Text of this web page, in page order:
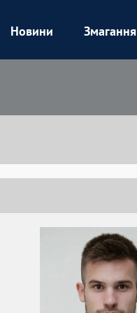
Колос
Новини Змагання